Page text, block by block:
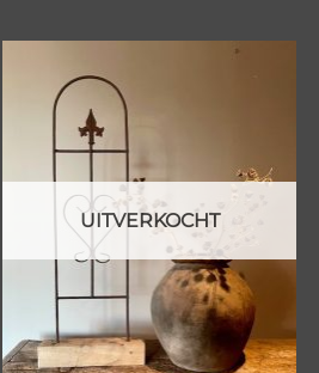
UITVERKOCHT